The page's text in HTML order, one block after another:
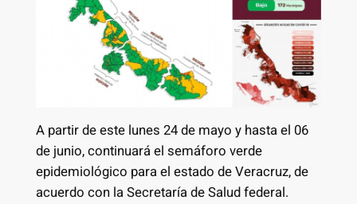
A partir de este lunes 24 de mayo y hasta el 06
de junio, continuará el semáforo verde
epidemiológico para el estado de Veracruz, de
acuerdo con la Secretaría de Salud federal.